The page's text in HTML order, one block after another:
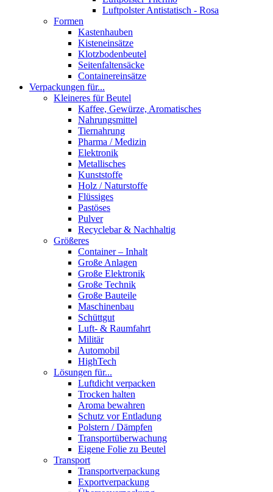
Luftpolster Antistatisch - Rosa
Formen
Kastenhauben
Kisteneinsätze
Klotzbodenbeutel
Seitenfaltensäcke
Containereinsätze
Verpackungen für...
Kleineres für Beutel
Kaffee, Gewürze, Aromatisches
Nahrungsmittel
Tiernahrung
Pharma / Medizin
Elektronik
Metallisches
Kunststoffe
Holz / Naturstoffe
Flüssiges
Pastöses
Pulver
Recyclebar & Nachhaltig
Größeres
Container – Inhalt
Große Anlagen
Große Elektronik
Große Technik
Große Bauteile
Maschinenbau
Schüttgut
Luft- & Raumfahrt
Militär
Automobil
HighTech
Lösungen für...
Luftdicht verpacken
Trocken halten
Aroma bewahren
Schutz vor Entladung
Polstern / Dämpfen
Transportüberwachung
Eigene Folie zu Beutel
Transport
Transportverpackung
Exportverpackung